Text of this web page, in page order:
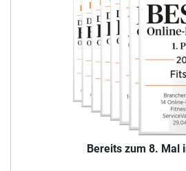
Bereits zum 8. Mal